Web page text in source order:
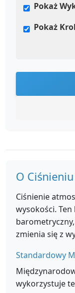
Pokaż
Pokaż
O
Ciśnienie
wysokości.
zmienia się z
Standardowy
wykorzystuje